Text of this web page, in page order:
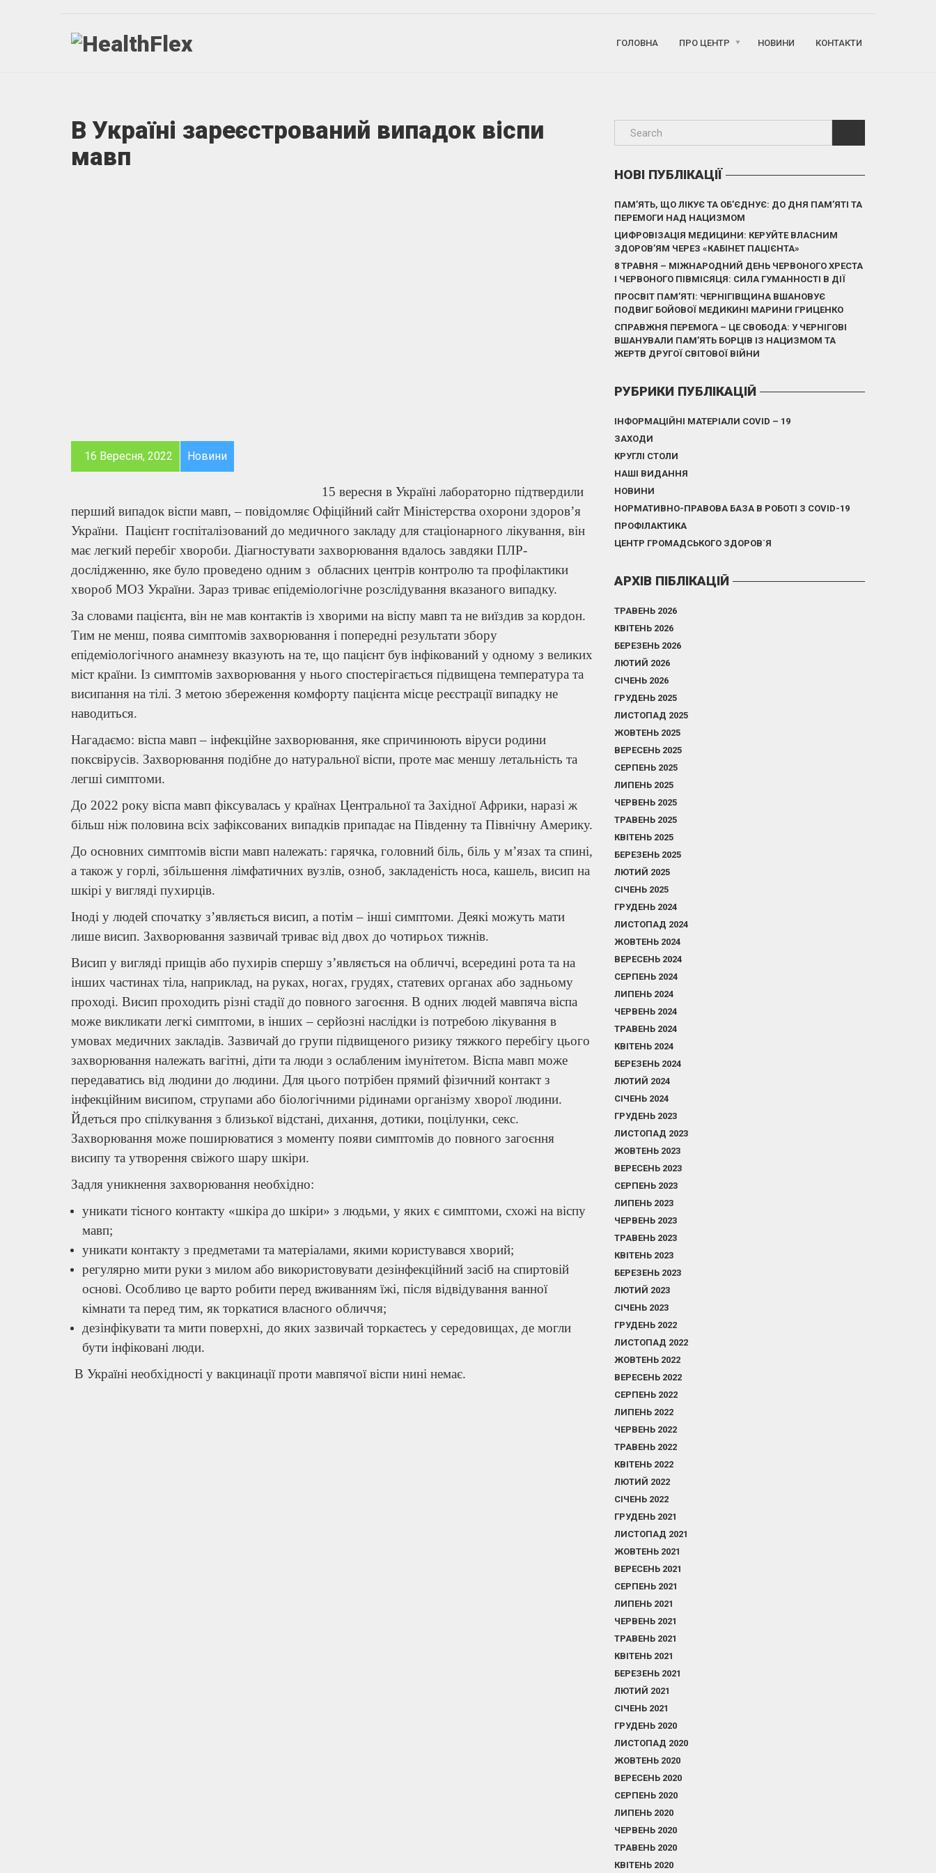
ГОЛОВНА ПРО ЦЕНТР НОВИНИ КОНТАКТИ
В Україні зареєстрований випадок віспи
мавп
16 Вересня, 2022 Новини
15 вересня в Україні лабораторно підтвердили
перший випадок віспи мавп, – повідомляє Офіційний сайт Міністерства охорони здоров’я
України. Пацієнт госпіталізований до медичного закладу для стаціонарного лікування, він
має легкий перебіг хвороби. Діагностувати захворювання вдалось завдяки ПЛР-
дослідженню, яке було проведено одним з обласних центрів контролю та профілактики
хвороб МОЗ України. Зараз триває епідеміологічне розслідування вказаного випадку.
За словами пацієнта, він не мав контактів із хворими на віспу мавп та не виїздив за кордон.
Тим не менш, поява симптомів захворювання і попередні результати збору
епідеміологічного анамнезу вказують на те, що пацієнт був інфікований у одному з великих
міст країни. Із симптомів захворювання у нього спостерігається підвищена температура та
висипання на тілі. З метою збереження комфорту пацієнта місце реєстрації випадку не
наводиться.
Нагадаємо: віспа мавп – інфекційне захворювання, яке спричинюють віруси родини
поксвірусів. Захворювання подібне до натуральної віспи, проте має меншу летальність та
легші симптоми.
До 2022 року віспа мавп фіксувалась у країнах Центральної та Західної Африки, наразі ж
більш ніж половина всіх зафіксованих випадків припадає на Південну та Північну Америку.
До основних симптомів віспи мавп належать: гарячка, головний біль, біль у м’язах та спині,
а також у горлі, збільшення лімфатичних вузлів, озноб, закладеність носа, кашель, висип на
шкірі у вигляді пухирців.
Іноді у людей спочатку з’являється висип, а потім – інші симптоми. Деякі можуть мати
лише висип. Захворювання зазвичай триває від двох до чотирьох тижнів.
Висип у вигляді прищів або пухирів спершу з’являється на обличчі, всередині рота та на
інших частинах тіла, наприклад, на руках, ногах, грудях, статевих органах або задньому
проході. Висип проходить різні стадії до повного загоєння. В одних людей мавпяча віспа
може викликати легкі симптоми, в інших – серйозні наслідки із потребою лікування в
умовах медичних закладів. Зазвичай до групи підвищеного ризику тяжкого перебігу цього
захворювання належать вагітні, діти та люди з ослабленим імунітетом. Віспа мавп може
передаватись від людини до людини. Для цього потрібен прямий фізичний контакт з
інфекційним висипом, струпами або біологічними рідинами організму хворої людини.
Йдеться про спілкування з близької відстані, дихання, дотики, поцілунки, секс.
Захворювання може поширюватися з моменту появи симптомів до повного загоєння
висипу та утворення свіжого шару шкіри.
Задля уникнення захворювання необхідно:
уникати тісного контакту «шкіра до шкіри» з людьми, у яких є симптоми, схожі на віспу
мавп;
уникати контакту з предметами та матеріалами, якими користувався хворий;
регулярно мити руки з милом або використовувати дезінфекційний засіб на спиртовій
основі. Особливо це варто робити перед вживанням їжі, після відвідування ванної
кімнати та перед тим, як торкатися власного обличчя;
дезінфікувати та мити поверхні, до яких зазвичай торкаєтесь у середовищах, де могли
бути інфіковані люди.
В Україні необхідності у вакцинації проти мавпячої віспи нині немає.
НОВІ ПУБЛІКАЦІЇ
ПАМ’ЯТЬ, ЩО ЛІКУЄ ТА ОБ’ЄДНУЄ: ДО ДНЯ ПАМ’ЯТІ ТА
ПЕРЕМОГИ НАД НАЦИЗМОМ
ЦИФРОВІЗАЦІЯ МЕДИЦИНИ: КЕРУЙТЕ ВЛАСНИМ
ЗДОРОВ’ЯМ ЧЕРЕЗ «КАБІНЕТ ПАЦІЄНТА»
8 ТРАВНЯ – МІЖНАРОДНИЙ ДЕНЬ ЧЕРВОНОГО ХРЕСТА
І ЧЕРВОНОГО ПІВМІСЯЦЯ: СИЛА ГУМАННОСТІ В ДІЇ
ПРОСВІТ ПАМ’ЯТІ: ЧЕРНІГІВЩИНА ВШАНОВУЄ
ПОДВИГ БОЙОВОЇ МЕДИКИНІ МАРИНИ ГРИЦЕНКО
СПРАВЖНЯ ПЕРЕМОГА – ЦЕ СВОБОДА: У ЧЕРНІГОВІ
ВШАНУВАЛИ ПАМ’ЯТЬ БОРЦІВ ІЗ НАЦИЗМОМ ТА
ЖЕРТВ ДРУГОЇ СВІТОВОЇ ВІЙНИ
РУБРИКИ ПУБЛІКАЦІЙ
ІНФОРМАЦІЙНІ МАТЕРІАЛИ COVID – 19
ЗАХОДИ
КРУГЛІ СТОЛИ
НАШІ ВИДАННЯ
НОВИНИ
НОРМАТИВНО-ПРАВОВА БАЗА В РОБОТІ З COVID-19
ПРОФІЛАКТИКА
ЦЕНТР ГРОМАДСЬКОГО ЗДОРОВ`Я
АРХІВ ПІБЛІКАЦІЙ
ТРАВЕНЬ 2026
КВІТЕНЬ 2026
БЕРЕЗЕНЬ 2026
ЛЮТИЙ 2026
СІЧЕНЬ 2026
ГРУДЕНЬ 2025
ЛИСТОПАД 2025
ЖОВТЕНЬ 2025
ВЕРЕСЕНЬ 2025
СЕРПЕНЬ 2025
ЛИПЕНЬ 2025
ЧЕРВЕНЬ 2025
ТРАВЕНЬ 2025
КВІТЕНЬ 2025
БЕРЕЗЕНЬ 2025
ЛЮТИЙ 2025
СІЧЕНЬ 2025
ГРУДЕНЬ 2024
ЛИСТОПАД 2024
ЖОВТЕНЬ 2024
ВЕРЕСЕНЬ 2024
СЕРПЕНЬ 2024
ЛИПЕНЬ 2024
ЧЕРВЕНЬ 2024
ТРАВЕНЬ 2024
КВІТЕНЬ 2024
БЕРЕЗЕНЬ 2024
ЛЮТИЙ 2024
СІЧЕНЬ 2024
ГРУДЕНЬ 2023
ЛИСТОПАД 2023
ЖОВТЕНЬ 2023
ВЕРЕСЕНЬ 2023
СЕРПЕНЬ 2023
ЛИПЕНЬ 2023
ЧЕРВЕНЬ 2023
ТРАВЕНЬ 2023
КВІТЕНЬ 2023
БЕРЕЗЕНЬ 2023
ЛЮТИЙ 2023
СІЧЕНЬ 2023
ГРУДЕНЬ 2022
ЛИСТОПАД 2022
ЖОВТЕНЬ 2022
ВЕРЕСЕНЬ 2022
СЕРПЕНЬ 2022
ЛИПЕНЬ 2022
ЧЕРВЕНЬ 2022
ТРАВЕНЬ 2022
КВІТЕНЬ 2022
ЛЮТИЙ 2022
СІЧЕНЬ 2022
ГРУДЕНЬ 2021
ЛИСТОПАД 2021
ЖОВТЕНЬ 2021
ВЕРЕСЕНЬ 2021
СЕРПЕНЬ 2021
ЛИПЕНЬ 2021
ЧЕРВЕНЬ 2021
ТРАВЕНЬ 2021
КВІТЕНЬ 2021
БЕРЕЗЕНЬ 2021
ЛЮТИЙ 2021
СІЧЕНЬ 2021
ГРУДЕНЬ 2020
ЛИСТОПАД 2020
ЖОВТЕНЬ 2020
ВЕРЕСЕНЬ 2020
СЕРПЕНЬ 2020
ЛИПЕНЬ 2020
ЧЕРВЕНЬ 2020
ТРАВЕНЬ 2020
КВІТЕНЬ 2020